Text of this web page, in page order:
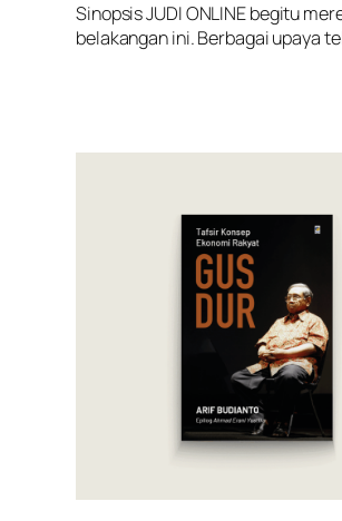
Sinopsis JUDI ONLINE begitu
belakangan ini. Berbagai upaya